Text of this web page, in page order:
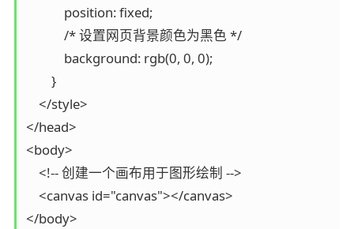
            position: fixed;
            /* 设置网页背景颜色为黑色 */
            background: rgb(0, 0, 0);
        }
    </style>
</head>
<body>
    <!-- 创建一个画布用于图形绘制 -->
    <canvas id="canvas"></canvas>
</body>